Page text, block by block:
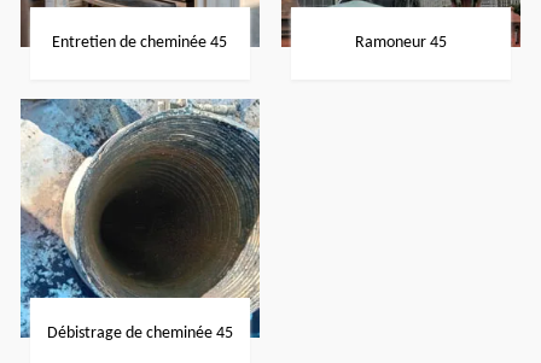
Entretien de cheminée 45 Ramoneur 45
Débistrage de cheminée 45